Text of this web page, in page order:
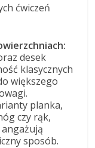
ćwiczeń
desek
klasycznych
większego
planka,
czy rąk,
sposób.